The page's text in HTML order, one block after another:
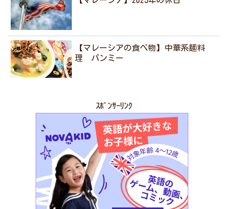
【マレーシアの食べ物】中華系麺料
理 パンミー
ｽﾎﾟﾝｻｰﾘﾝｸ